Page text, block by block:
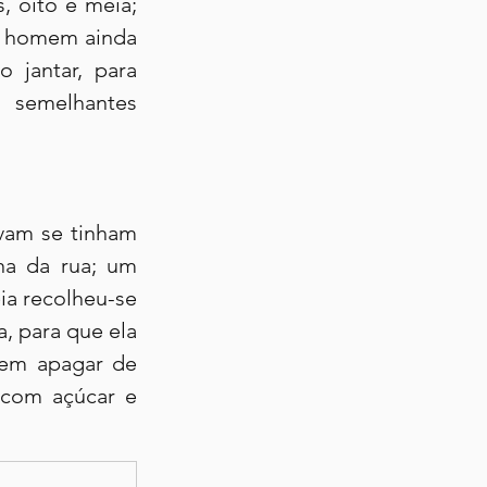
ainda
jantar, para
se tinham
da rua; um
recolheu-se
para que ela
apagar de
açúcar e